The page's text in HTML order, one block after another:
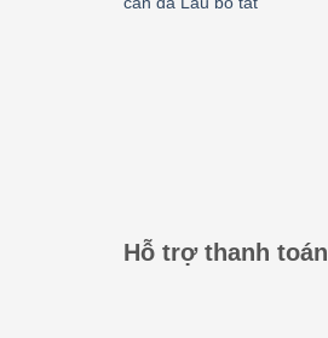
Hỗ trợ thanh toán